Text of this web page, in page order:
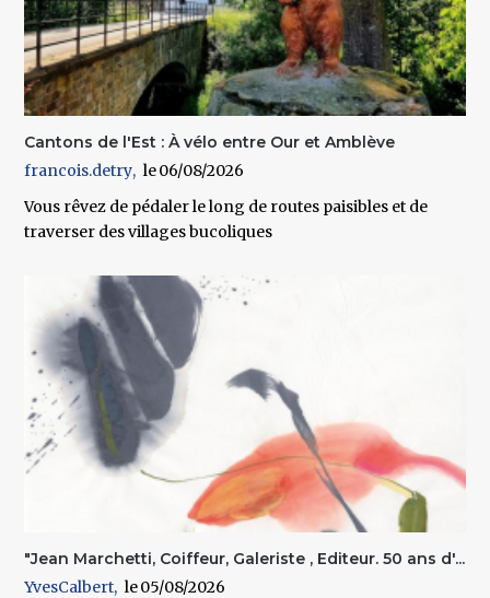
Cantons de l'Est : À vélo entre Our et Amblève
francois.detry
06/08/2026
Vous rêvez de pédaler le long de routes paisibles et de
traverser des villages bucoliques
"Jean Marchetti, Coiffeur, Galeriste , Editeur. 50 ans d'...
YvesCalbert
05/08/2026